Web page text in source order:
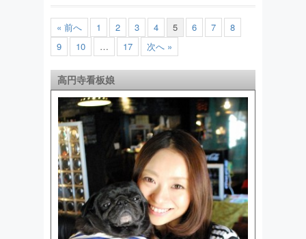
« 前へ 1 2 3 4 5 6 7
8
9
10 … 17 次へ »
高円寺看板娘